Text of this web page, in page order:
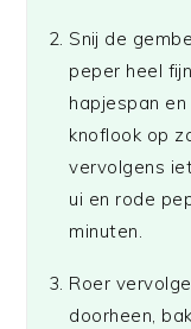
Snij de
peper heel
hapjespan
knoflook op
vervolgens
ui en rode
minuten.
Roer
doorheen,